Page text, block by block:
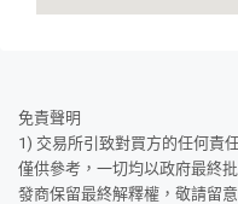
免責聲明
1) 交易所引致對買方的任何責
僅供參考，一切均以政府最終
發商保留最終解釋權，敬請留